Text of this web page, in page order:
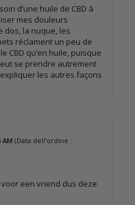
d’une huile de CBD à
mes douleurs
dos, la nuque, les
réclament un peu de
CBD qu’en huile, puisque
se prendre autrement
les autres façons
AM (Data dell'ordine :
een vriend dus deze